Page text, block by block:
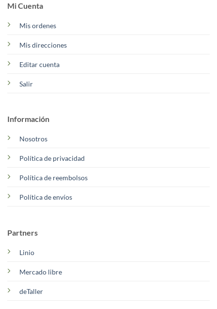
Mi Cuenta
Mis ordenes
Mis direcciones
Editar cuenta
Salir
Información
Nosotros
Política de privacidad
Política de reembolsos
Política de envíos
Partners
Linio
Mercado libre
deTaller